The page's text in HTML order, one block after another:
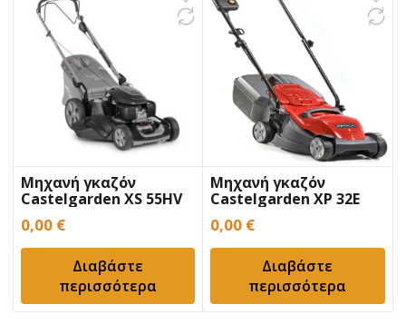
Μηχανή γκαζόν
Castelgarden XS 55HV
0,00 €
Διαβάστε
περισσότερα
Μηχανή γκαζόν
Castelgarden XP 32E
0,00 €
Διαβάστε
περισσότερα